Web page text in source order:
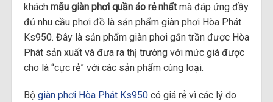
khách mẫu giàn phơi quần áo rẻ nhấtmà đáp ứng đầy
đủ nhu cầu phơi đồ là sản phẩm giàn phơi Hòa Phát
Ks950. Đây là sản phẩm giàn phơi gắn trần được Hòa
Phát sản xuất và đưa ra thị trường với mức giá được
cho là “cực rẻ” với các sản phẩm cùng loại.
Bộ giàn phơi Hòa Phát Ks950có giá rẻ vì các lý do